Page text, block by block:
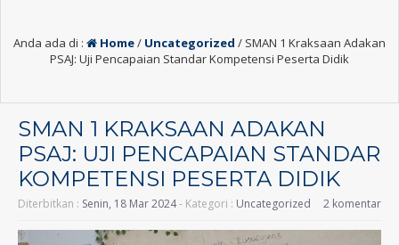
Anda ada di : Home/ Uncategorized / SMAN 1 Kraksaan Adakan
PSAJ: Uji Pencapaian Standar Kompetensi Peserta Didik
SMAN 1 KRAKSAAN ADAKAN
PSAJ: UJI PENCAPAIAN STANDAR
KOMPETENSI PESERTA DIDIK
Diterbitkan : Senin, 18 Mar 2024- Kategori : Uncategorized 2 komentar